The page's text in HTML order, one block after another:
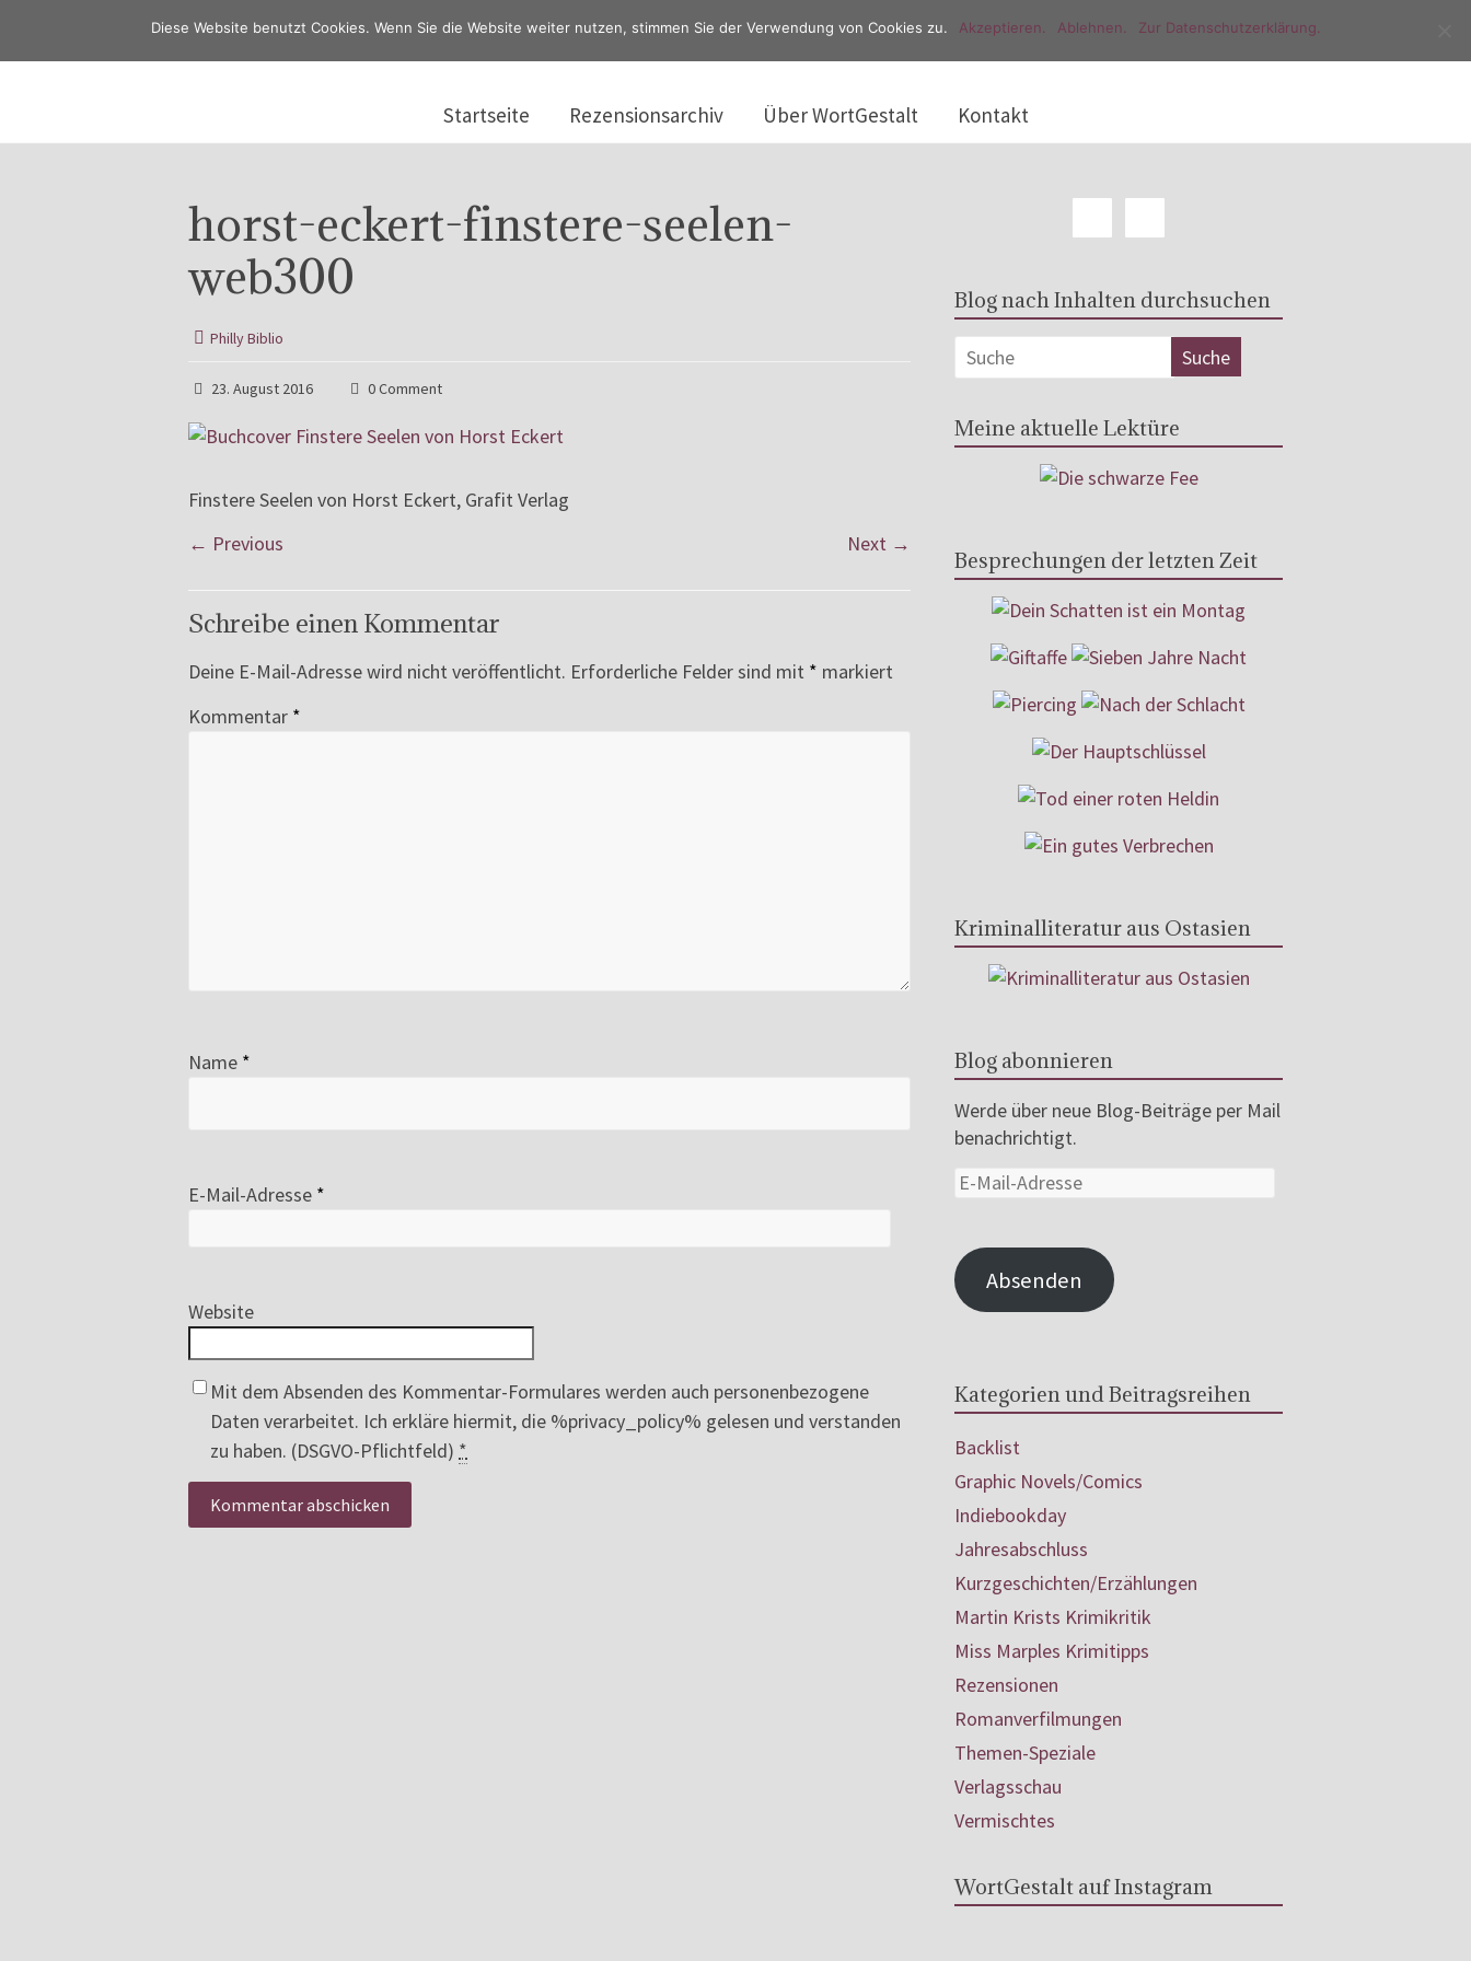
Startseite Rezensionsarchiv Über WortGestalt Kontakt
horst-eckert-finstere-seelen-
web300
Philly Biblio
23. August 2016 0 Comment
Finstere Seelen von Horst Eckert, Grafit Verlag
← Previous
Next →
Schreibe einen Kommentar
Deine E-Mail-Adresse wird nicht veröffentlicht. Erforderliche Felder sind mit * markiert
Kommentar *
Name *
E-Mail-Adresse *
Website
Mit dem Absenden des Kommentar-Formulares werden auch personenbezogene
Daten verarbeitet. Ich erkläre hiermit, die %privacy_policy% gelesen und verstanden
zu haben. (DSGVO-Pflichtfeld) *
Blog nach Inhalten durchsuchen
Meine aktuelle Lektüre
Besprechungen der letzten Zeit
Kriminalliteratur aus Ostasien
Blog abonnieren
Werde über neue Blog-Beiträge per Mail
benachrichtigt.
Absenden
Kategorien und Beitragsreihen
Backlist
Graphic Novels/Comics
Indiebookday
Jahresabschluss
Kurzgeschichten/Erzählungen
Martin Krists Krimikritik
Miss Marples Krimitipps
Rezensionen
Romanverfilmungen
Themen-Speziale
Verlagsschau
Vermischtes
WortGestalt auf Instagram
Diese Website benutzt Cookies. Wenn Sie die Website weiter nutzen, stimmen Sie der Verwendung von Cookies zu. Akzeptieren. Ablehnen. Zur Datenschutzerklärung.